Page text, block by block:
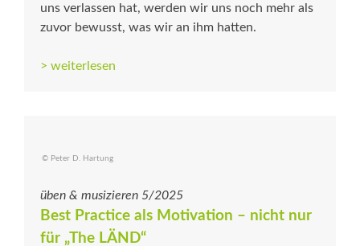
uns verlassen hat, werden wir uns noch mehr als
zuvor bewusst, was wir an ihm hatten.
> weiterlesen
© Peter D. Hartung
üben & musizieren 5/2025
Best Practice als Motivation – nicht nur
für „The LÄND“